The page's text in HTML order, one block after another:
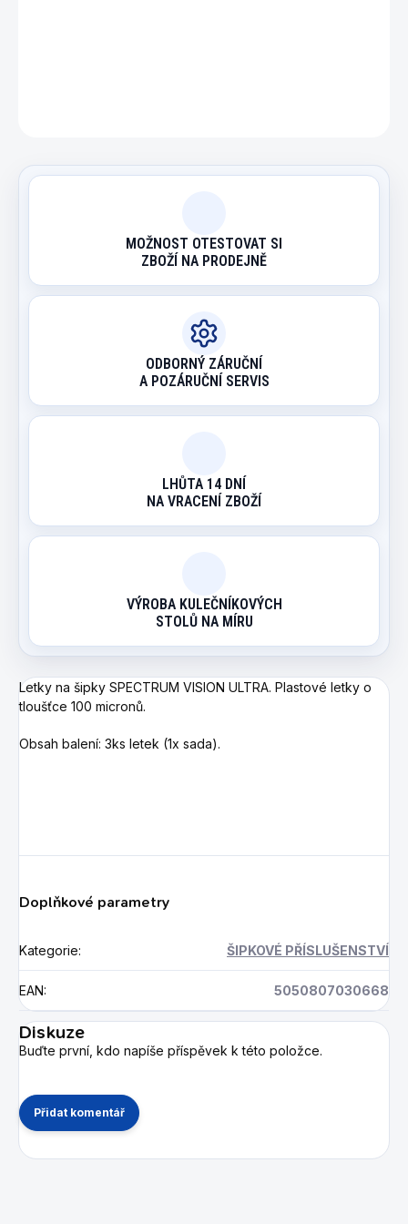
MOŽNOST OTESTOVAT SI
ZBOŽÍ NA PRODEJNĚ
ODBORNÝ ZÁRUČNÍ
A POZÁRUČNÍ SERVIS
LHŮTA 14 DNÍ
NA VRACENÍ ZBOŽÍ
VÝROBA KULEČNÍKOVÝCH
STOLŮ NA MÍRU
Letky na šipky SPECTRUM VISION ULTRA. Plastové letky o
tloušťce 100 micronů.
Obsah balení: 3ks letek (1x sada).
Doplňkové parametry
Kategorie: ŠIPKOVÉ PŘÍSLUŠENSTVÍ
EAN: 5050807030668
Diskuze
Buďte první, kdo napíše příspěvek k této položce.
Přidat komentář